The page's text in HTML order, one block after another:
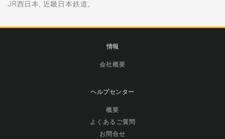
JR西日本, 近畿日本鉄道。
情報
会社概要
ヘルプセンター
概要
よくあるご質問
お問合せ